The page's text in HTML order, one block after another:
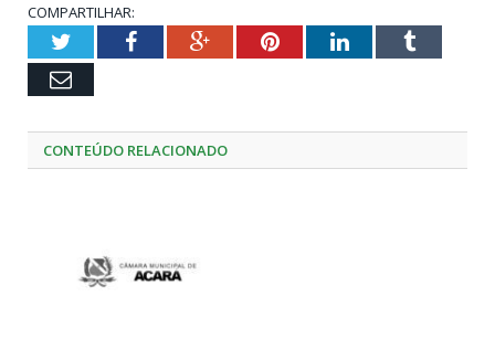
COMPARTILHAR:
TwitterFacebookGoogle+PinterestLinkedInTumblr
Email
CONTEÚDO RELACIONADO